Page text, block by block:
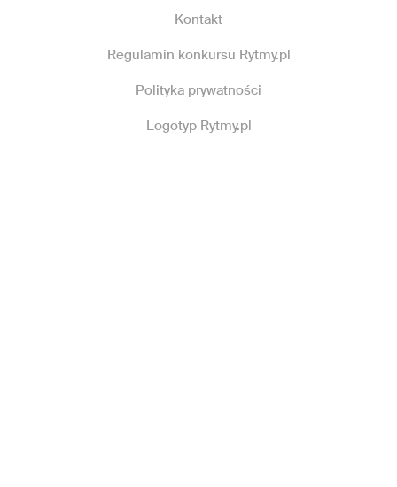
Kontakt
Regulamin konkursu Rytmy.pl
Polityka prywatności
Logotyp Rytmy.pl